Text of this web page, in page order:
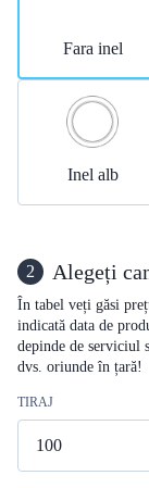
Fara inel
Inel alb
2 Alegeți
În tabel veți găsi
indicată data de
depinde de serviciul
dvs. oriunde în țară!
TIRAJ